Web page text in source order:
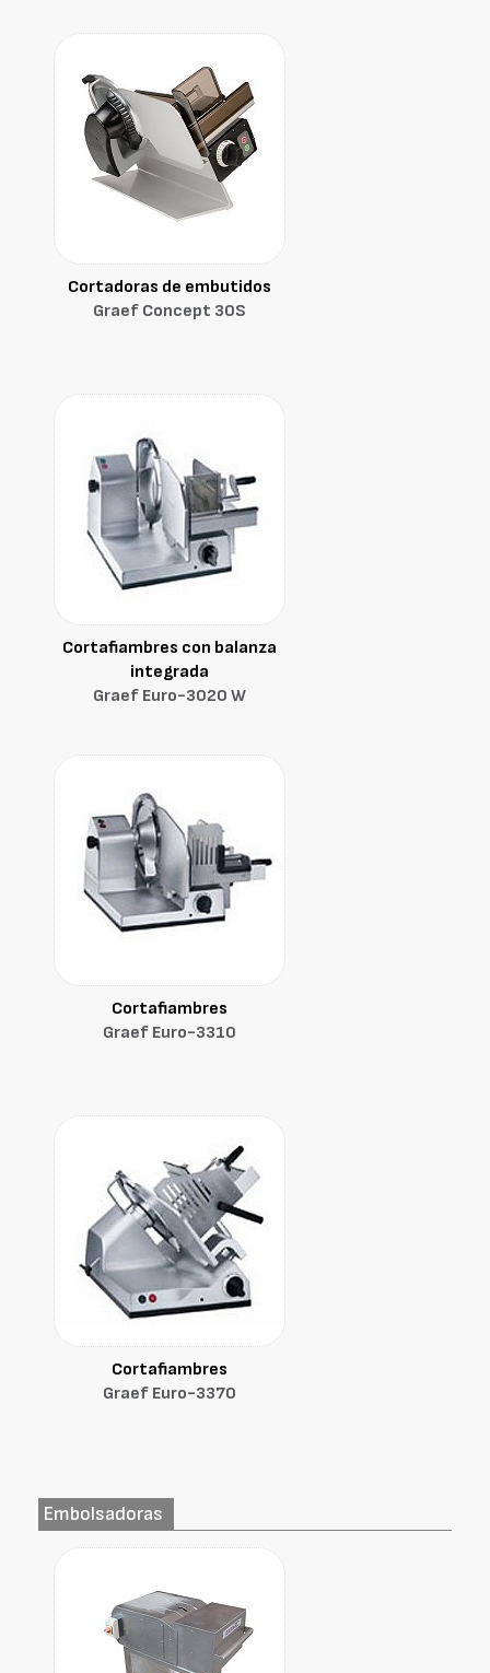
Cortadoras de embutidos
Graef Concept 30S
Cortafiambres con balanza
integrada
Graef Euro-3020 W
Cortafiambres
Graef Euro-3310
Cortafiambres
Graef Euro-3370
Embolsadoras